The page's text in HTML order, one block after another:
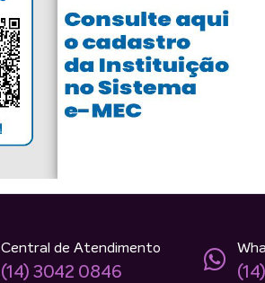
Central de Atendimento
(14) 3042 0846